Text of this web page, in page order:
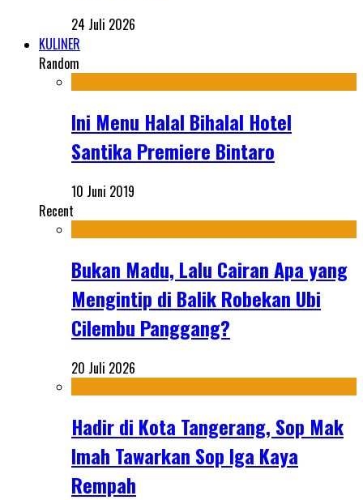
24 Juli 2026
KULINER
Random
Ini Menu Halal Bihalal Hotel
Santika Premiere Bintaro
10 Juni 2019
Recent
Bukan Madu, Lalu Cairan Apa yang
Mengintip di Balik Robekan Ubi
Cilembu Panggang?
20 Juli 2026
Hadir di Kota Tangerang, Sop Mak
Imah Tawarkan Sop Iga Kaya
Rempah